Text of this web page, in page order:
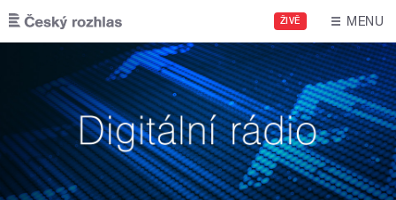
Přejít k hlavnímu obsahu
ŽIVĚ MENU